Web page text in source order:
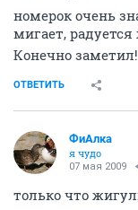
номерок очень
мигает,
Конечно
ОТВЕТИТЬ
ФиАлка
я чудо
07 мая 2009
только что